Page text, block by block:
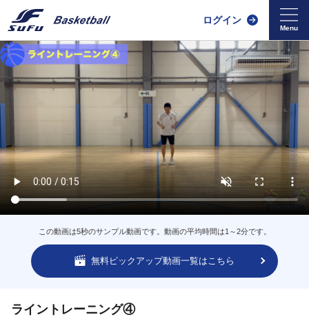
ログイン
この動画は5秒のサンプル動画です。動画の平均時間は1～2分です。
無料ピックアップ動画一覧はこちら
ライントレーニング④